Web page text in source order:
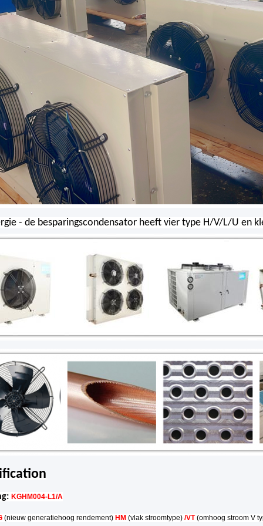
- de besparingscondensator heeft vier type H/V/L/U en
KGHM004-L1/A
(nieuw generatiehoog rendement) HM (vlak stroomtype) /VT(omhoog stroom V